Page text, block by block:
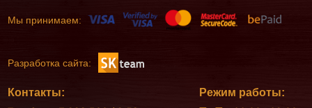
Мы принимаем:
Разработка сайта:
Контакты: Режим работы: